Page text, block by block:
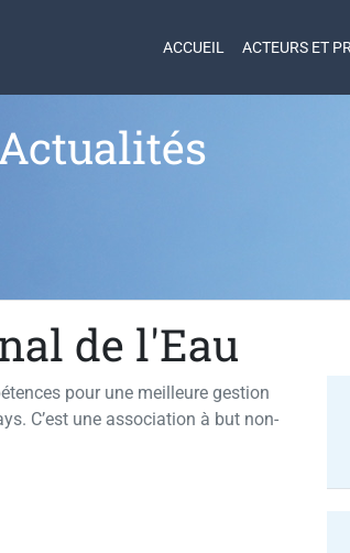
ACCUEIL ACTEURS ET
de l'Eau
pour une meilleure gestion
C’est une association à but non-